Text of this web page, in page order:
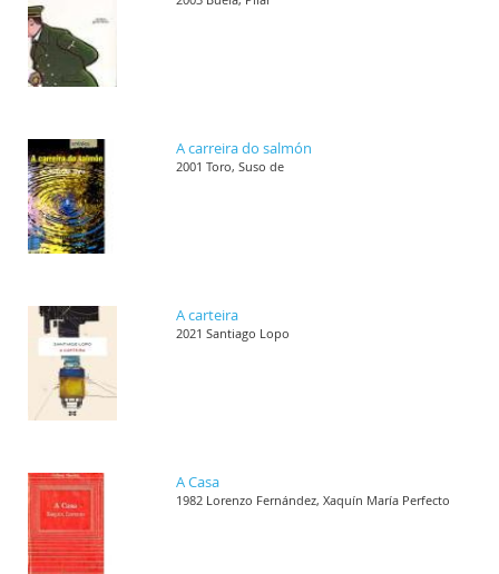
A carreira do salmón
2001 Toro, Suso de
A carteira
2021 Santiago Lopo
A Casa
1982 Lorenzo Fernández, Xaquín María Perfecto